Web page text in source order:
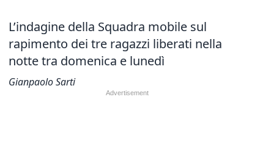
L’indagine della Squadra mobile sul
rapimento dei tre ragazzi liberati nella
notte tra domenica e lunedì
Gianpaolo Sarti